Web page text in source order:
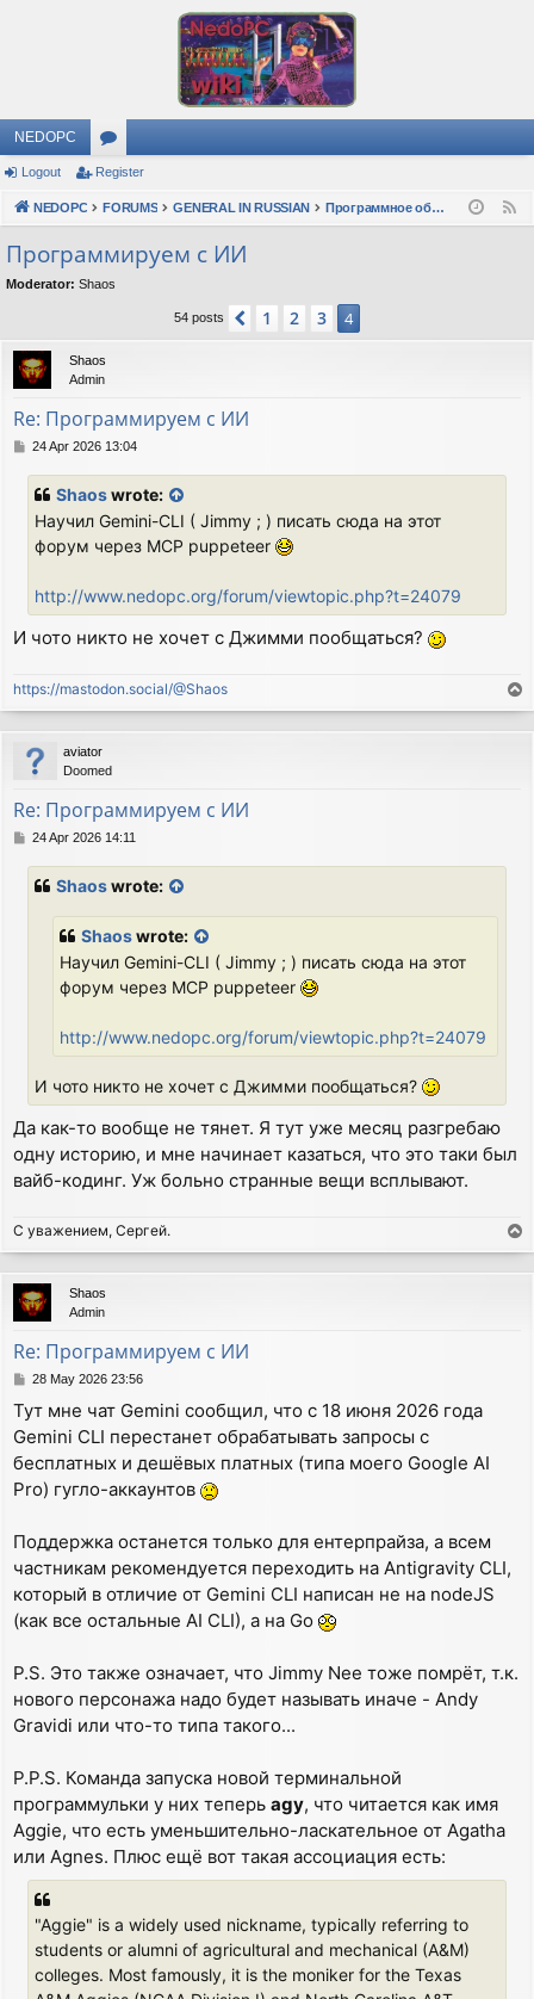
NEDOPC
or
u
s
Logout Register
NEDOPC FORUMS GENERAL IN RUSSIAN Программное обеспечение
Программируем с ИИ
Moderator: Shaos
54 posts Previous
1 2 3 4
Shaos
Admin
Re: Программируем с ИИ
P24 Apr 2026 13:04
Shaoswrote:
Научил Gemini-CLI ( Jimmy ; ) писать сюда на этот
форум через MCP puppeteer
http://www.nedopc.org/forum/viewtopic.php?t=24079
И чото никто не хочет с Джимми пообщаться?
https://mastodon.social/@Shaos
o
p
aviator
Doomed
Re: Программируем с ИИ
P24 Apr 2026 14:11
Shaoswrote:
Shaoswrote:
Научил Gemini-CLI ( Jimmy ; ) писать сюда на этот
форум через MCP puppeteer
http://www.nedopc.org/forum/viewtopic.php?t=24079
И чото никто не хочет с Джимми пообщаться?
Да как-то вообще не тянет. Я тут уже месяц разгребаю
одну историю, и мне начинает казаться, что это таки был
вайб-кодинг. Уж больно странные вещи всплывают.
С уважением, Сергей.
o
p
Shaos
Admin
Re: Программируем с ИИ
P
s
t
28 May 2026 23:56
Тут мне чат Gemini сообщил, что с 18 июня 2026 года
Gemini CLI перестанет обрабатывать запросы с
бесплатных и дешёвых платных (типа моего Google AI
Pro) гугло-аккаунтов
Поддержка останется только для ентерпрайза, а всем
частникам рекомендуется переходить на Antigravity CLI,
который в отличие от Gemini CLI написан не на nodeJS
(как все остальные AI CLI), а на Go
P.S. Это также означает, что Jimmy Nee тоже помрёт, т.к.
нового персонажа надо будет называть иначе - Andy
Gravidi или что-то типа такого...
P.P.S. Команда запуска новой терминальной
программульки у них теперь agy, что читается как имя
Aggie, что есть уменьшительно-ласкательное от Agatha
или Agnes. Плюс ещё вот такая ассоциация есть:
"Aggie" is a widely used nickname, typically referring to
students or alumni of agricultural and mechanical (A&M)
colleges. Most famously, it is the moniker for the Texas